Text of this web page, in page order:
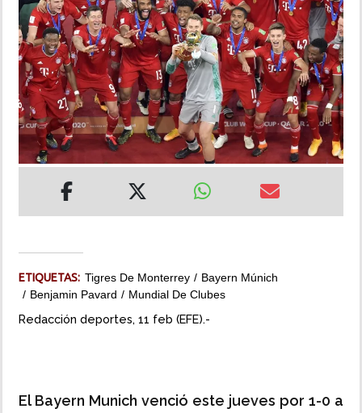
DEPORTES
MUNDO
INSÓLITAS
MULTIMEDIA
IMPRESO
ETIQUETAS: Tigres De Monterrey
Bayern Múnich
Benjamin Pavard
Mundial De Clubes
Redacción deportes, 11 feb (EFE).-
El Bayern Munich venció este jueves por 1-0 a